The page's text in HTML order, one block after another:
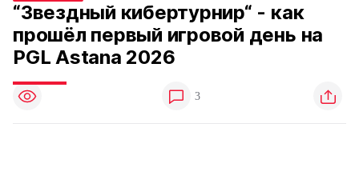
“Звездный кибертурнир“ - как
прошёл первый игровой день на
PGL Astana 2026
3